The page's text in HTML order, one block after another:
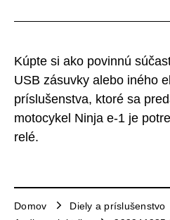
Kúpte si ako povinnú
USB zásuvky alebo iného
príslušenstva, ktoré sa
motocykel Ninja e-1 je
relé.
Domov Diely a príslušenstvo